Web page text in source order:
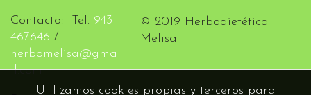
Contacto: Tel. 943
467646 /
herbomelisa@gma
il.com
© 2019 Herbodietética
Melisa
Utilizamos cookies propias y terceros para